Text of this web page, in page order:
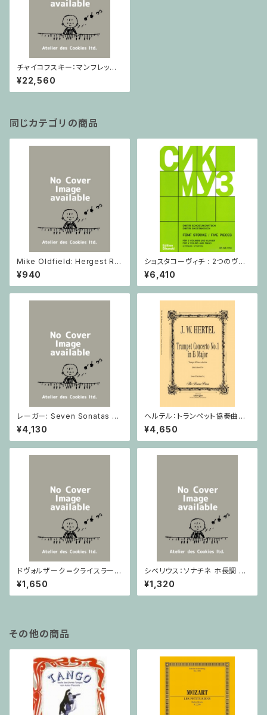
チャイコフスキー：マンフレッド
交響曲(Lucks 06914) / フル
スコア
¥22,560
同じカテゴリの商品
Mike Oldfield: Hergest Rid
ge / ピアノ
¥940
ショスタコーヴィチ : 2つのヴァ
イオリンとピアノのための 5つの
小品 / ヴァイオリン2とピアノ
¥6,410
レーガー: Seven Sonatas o
p. 91 Heft 2 / ヴァイオリン
¥4,130
ヘルテル：トランペット協奏曲第1
番 変ホ長調/トランペット・ピア
ノ
¥4,650
ドヴォルザーク＝クライスラー：
スラヴ幻想曲 ロ短調 from Op.
55-4, Op.75 / ヴァイオリンと
ピアノ
¥1,650
シベリウス：ソナチネ ホ長調 O
p.80 / ヴァイオリンとピアノ
¥1,320
その他の商品